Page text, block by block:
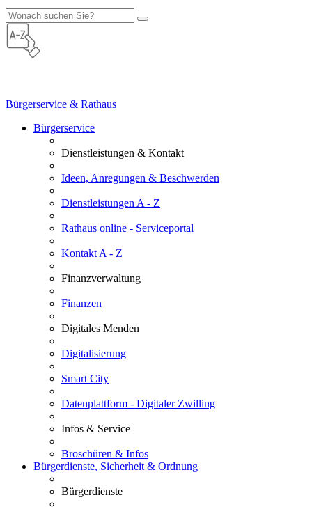
Bürgerservice & Rathaus
Bürgerservice
Dienstleistungen & Kontakt
Ideen, Anregungen & Beschwerden
Dienstleistungen A - Z
Rathaus online - Serviceportal
Kontakt A - Z
Finanzverwaltung
Finanzen
Digitales Menden
Digitalisierung
Smart City
Datenplattform - Digitaler Zwilling
Infos & Service
Broschüren & Infos
Bürgerdienste, Sicherheit & Ordnung
Bürgerdienste